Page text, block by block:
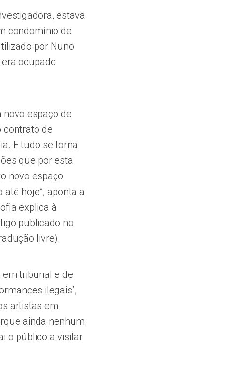
estava
condomínio de
por Nuno
ocupado
novo espaço de
contrato de
E tudo se torna
que por esta
novo espaço
hoje”, aponta a
explica à
publicado no
livre).
em tribunal e de
ilegais”,
artistas em
ainda nenhum
o público a visitar